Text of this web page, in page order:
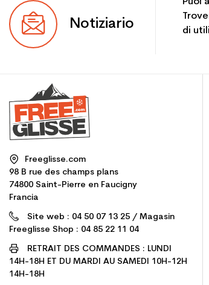
Notiziario
di
Freeglisse.com
98 B rue des champs plans
74800 Saint-Pierre en Faucigny
Francia
Site web : 04 50 07 13 25 / Magasin
Freeglisse Shop : 04 85 22 11 04
RETRAIT DES COMMANDES : LUNDI
14H-18H ET DU MARDI AU SAMEDI 10H-12H
14H-18H